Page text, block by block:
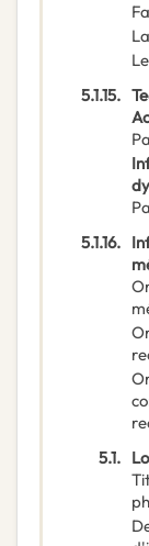
5.1.15.
5.1.16.
5.1.